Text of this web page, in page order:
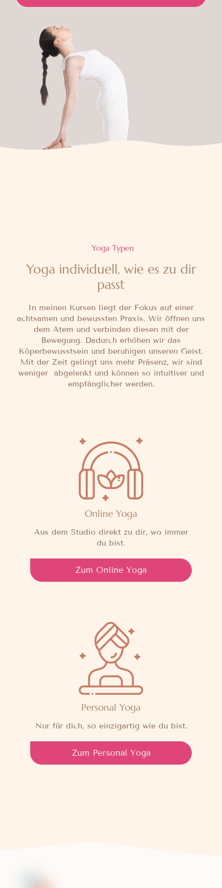
Yoga Typen
Yoga individuell, wie es zu dir
passt
In meinen Kursen liegt der Fokus auf einer
achtsamen und bewussten Praxis. Wir öffnen uns
dem Atem und verbinden diesen mit der
Bewegung. Dadurch erhöhen wir das
Köperbewusstsein und beruhigen unseren Geist.
Mit der Zeit gelingt uns mehr Präsenz, wir sind
weniger abgelenkt und können so intuitiver und
empfänglicher werden.
Online Yoga
Aus dem Studio direkt zu dir, wo immer
du bist.
Zum Online Yoga
Personal Yoga
Nur für dich, so einzigartig wie du bist.
Zum Personal Yoga